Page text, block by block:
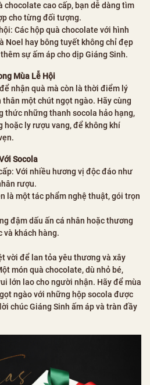
chocolate cao cấp, bạn dễ dàng tìm
cho từng đối tượng.
Các hộp quà chocolate với hình
Noel hay bông tuyết không chỉ đẹp
sự ấm áp cho dịp Giáng Sinh.
Mùa Lễ Hội
nhận quà mà còn là thời điểm lý
một chút ngọt ngào. Hãy cùng
thức những thanh socola hảo hạng,
hoặc ly rượu vang, để không khí
Socola
Với nhiều hương vị độc đáo như
rượu.
là một tác phẩm nghệ thuật, gói trọn
đậm dấu ấn cá nhân hoặc thương
và khách hàng.
vời để lan tỏa yêu thương và xây
món quà chocolate, dù nhỏ bé,
lớn lao cho người nhận. Hãy để mùa
ngào với những hộp socola được
chúc Giáng Sinh ấm áp và tràn đầy